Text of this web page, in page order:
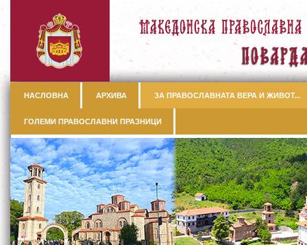
НАСЛОВНА АРХИВА ЗА ПРАВОСЛАВНАТА ВЕРА И ЖИВОТ...
ГОЛЕМИ ПРАВОСЛАВНИ ПРАЗНИЦИ